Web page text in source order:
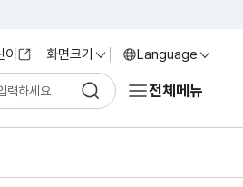
이 화면크기 Language
전체메뉴